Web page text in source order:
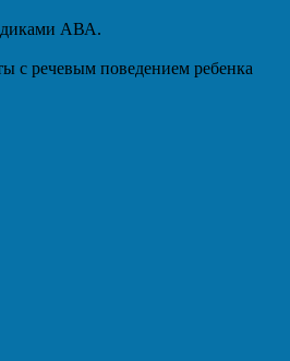
АВА.
с речевым поведением ребенка